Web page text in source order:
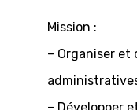
Mission :
– Organiser